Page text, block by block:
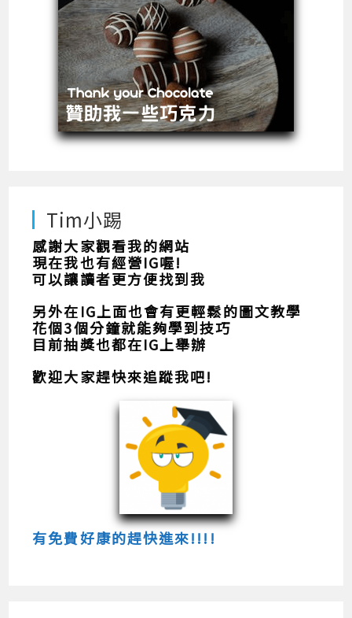
Tim小踢
感謝大家觀看我的網站
現在我也有經營IG喔!
可以讓讀者更方便找到我
另外在IG上面也會有更輕鬆的圖文教學
花個3個分鐘就能夠學到技巧
目前抽獎也都在IG上舉辦
歡迎大家趕快來追蹤我吧!
有免費好康的趕快進來!!!!